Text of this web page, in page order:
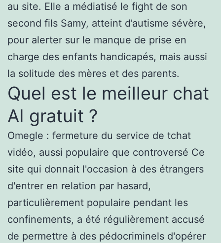
au site. Elle a médiatisé le fight de son
second fils Samy, atteint d’autisme sévère,
pour alerter sur le manque de prise en
charge des enfants handicapés, mais aussi
la solitude des mères et des parents.
Quel est le meilleur chat
AI gratuit ?
Omegle : fermeture du service de tchat
vidéo, aussi populaire que controversé Ce
site qui donnait l'occasion à des étrangers
d'entrer en relation par hasard,
particulièrement populaire pendant les
confinements, a été régulièrement accusé
de permettre à des pédocriminels d'opérer